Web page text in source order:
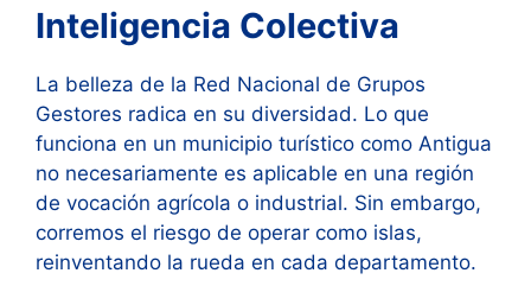
Inteligencia Colectiva
La belleza de la Red Nacional de Grupos
Gestores radica en su diversidad. Lo que
funciona en un municipio turístico como Antigua
no necesariamente es aplicable en una región
de vocación agrícola o industrial. Sin embargo,
corremos el riesgo de operar como islas,
reinventando la rueda en cada departamento.